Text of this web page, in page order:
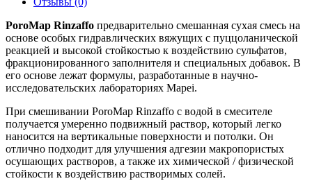
PoroMap Rinzaffo предварительно смешанная сухая смесь на
основе особых гидравлических вяжущих с пуццоланической
реакцией и высокой стойкостью к воздействию сульфатов,
фракционированного заполнителя и специальных добавок. В
его основе лежат формулы, разработанные в научно-
исследовательских лабораториях Mapei.
При смешивании PoroMap Rinzaffo с водой в смесителе
получается умеренно подвижный раствор, который легко
наносится на вертикальные поверхности и потолки. Он
отлично подходит для улучшения адгезии макропористых
осушающих растворов, а также их химической / физической
стойкости к воздействию растворимых солей.